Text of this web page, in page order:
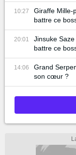
10:27
Giraffe Mille-
battre ce
20:01
Jinsuke
battre ce
14:06
Grand
son cœur ?